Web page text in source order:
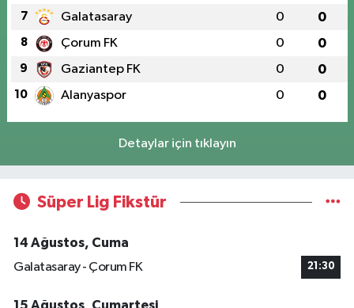
7 Galatasaray 0 0
8 Çorum FK 0 0
9 Gaziantep FK 0 0
10 Alanyaspor 0 0
Detaylar için tıklayın
Süper Lig Fikstür
14 Ağustos, Cuma
Galatasaray - Çorum FK
21:30